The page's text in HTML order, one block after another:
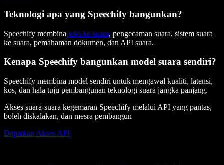
Teknologi apa yang Speechify bangunkan?
Speechify membina teks ke suara, pengecaman suara, sistem suara
ke suara, pemahaman dokumen, dan API suara.
Kenapa Speechify bangunkan model suara sendiri?
Speechify membina model sendiri untuk mengawal kualiti, latensi,
kos, dan hala tuju pembangunan teknologi suara jangka panjang.
Akses suara-suara kegemaran Speechify melalui API yang pantas,
boleh diskalakan, dan mesra pembangun
Dapatkan Akses API